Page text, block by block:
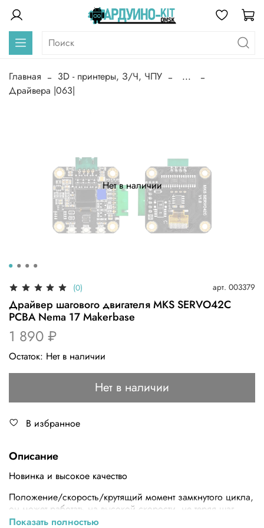
Главная 3D - принтеры, З/Ч, ЧПУ
...
Драйвера |063|
Нет в наличии
(0) арт. 003379
Драйвер шагового двигателя MKS SERVO42C
PCBA Nema 17 Makerbase
1 890 ₽
Остаток: Нет в наличии
Нет в наличии
В избранное
Описание
Новинка и высокое качество
Положение/скорость/крутящий момент замкнутого цикла,
он может работать на высокой скорости, не теряя шаг.
Показать полностью